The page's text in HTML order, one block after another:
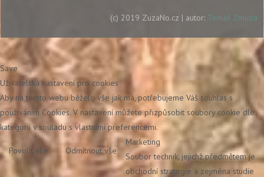
(c) 2019 ZuzaNo.cz | autor: Tomáš Zmuda
Save
Uživatelská nastavení pro cookies
Aby na tomto webu běželo vše jak má, potřebujeme Váš souhlas s
používáním Cookies. V nastavení můžete přizpůsobit soubory cookie dle
kategorií v souladu s vlastními preferencemi.
Povolit vše Odmítnout vše
Marketing
Soubor technik, jejichž předmětem je
obchodní strategie a zejména studie